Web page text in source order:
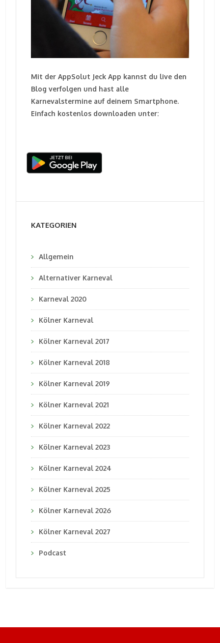
Mit der AppSolut Jeck App kannst du live den
Blog verfolgen und hast alle
Karnevalstermine auf deinem Smartphone.
Einfach kostenlos downloaden unter:
KATEGORIEN
Allgemein
Alternativer Karneval
Karneval 2020
Kölner Karneval
Kölner Karneval 2017
Kölner Karneval 2018
Kölner Karneval 2019
Kölner Karneval 2021
Kölner Karneval 2022
Kölner Karneval 2023
Kölner Karneval 2024
Kölner Karneval 2025
Kölner Karneval 2026
Kölner Karneval 2027
Podcast